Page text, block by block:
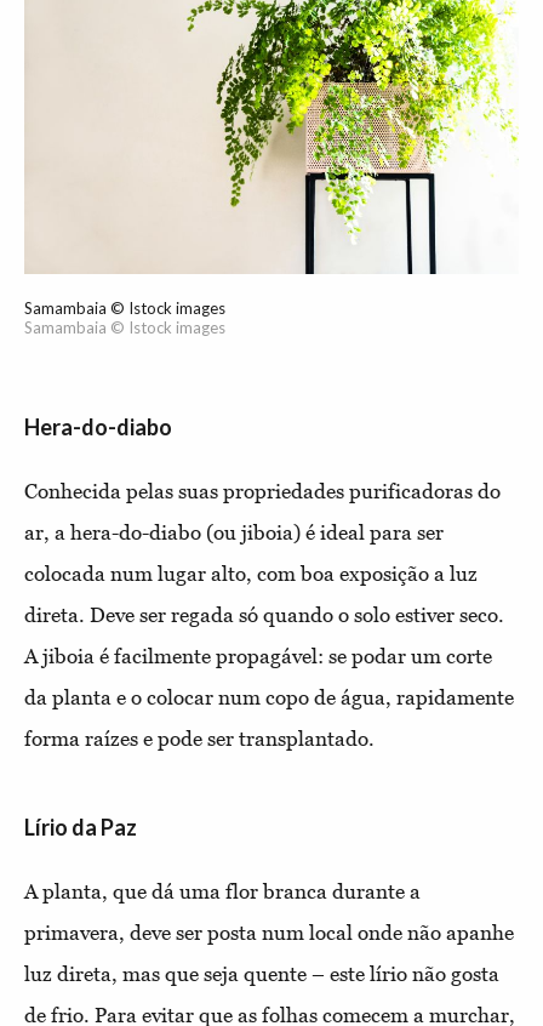
Samambaia © Istock images
Samambaia © Istock images
Hera-do-diabo
Conhecida pelas suas propriedades purificadoras do
ar, a hera-do-diabo (ou jiboia) é ideal para ser
colocada num lugar alto, com boa exposição a luz
direta. Deve ser regada só quando o solo estiver seco.
A jiboia é facilmente propagável: se podar um corte
da planta e o colocar num copo de água, rapidamente
forma raízes e pode ser transplantado.
Lírio da Paz
A planta, que dá uma flor branca durante a
primavera, deve ser posta num local onde não apanhe
luz direta, mas que seja quente – este lírio não gosta
de frio. Para evitar que as folhas comecem a murchar,